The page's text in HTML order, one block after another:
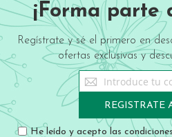
¡Forma parte
Regístrate y sé el primero en
ofertas exclusivas y
Sign
Up
for
Our
Newsletter:
REGISTRATE
He leído y acepto las